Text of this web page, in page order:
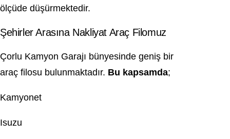
ölçüde düşürmektedir.
Şehirler Arasına Nakliyat Araç Filomuz
Çorlu Kamyon Garajı bünyesinde geniş bir
araç filosu bulunmaktadır. Bu kapsamda;
Kamyonet
Isuzu